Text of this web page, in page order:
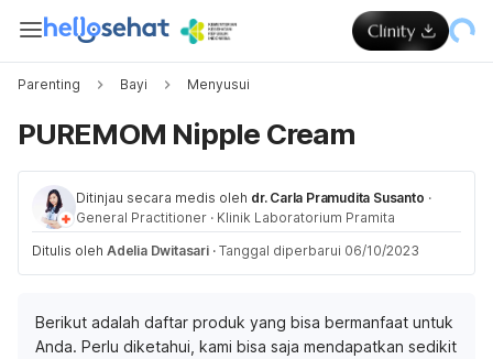
Parenting Bayi Menyusui
PUREMOM Nipple Cream
Ditinjau secara medis oleh dr. Carla Pramudita Susanto ·
General Practitioner · Klinik Laboratorium Pramita
Ditulis oleh Adelia Dwitasari · Tanggal diperbarui 06/10/2023
Berikut adalah daftar produk yang bisa bermanfaat untuk
Anda. Perlu diketahui, kami bisa saja mendapatkan sedikit